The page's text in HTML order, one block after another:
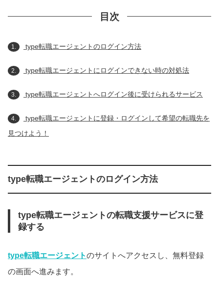
目次
1. type転職エージェントのログイン方法
2. type転職エージェントにログインできない時の対処法
3. type転職エージェントへログイン後に受けられるサービス
4.
type転職エージェントに登録・ログインして希望の転職先を
見つけよう！
type転職エージェントのログイン方法
type転職エージェントの転職支援サービスに登
録する
type転職エージェントのサイトへアクセスし、無料登録
の画面へ進みます。